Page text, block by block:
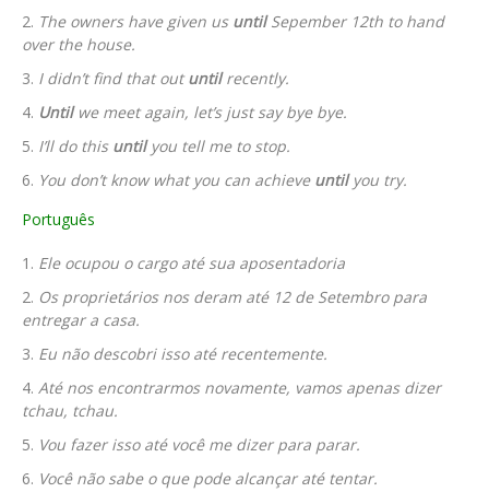
The owners have given us untilSepember 12th to hand
over the house.
I didn’t find that outuntilrecently.
Untilwe meet again, let’s just say bye bye.
I’ll do this untilyou tell me to stop.
You don’t know what you can achieve untilyou try.
Português
Ele ocupou o cargo até sua aposentadoria
Os proprietários nos deram até 12 de Setembro para
entregar a casa.
Eu não descobri isso até recentemente.
Até nos encontrarmos novamente, vamos apenas dizer
tchau, tchau.
Vou fazer isso até você me dizer para parar.
Você não sabe o que pode alcançar até tentar.